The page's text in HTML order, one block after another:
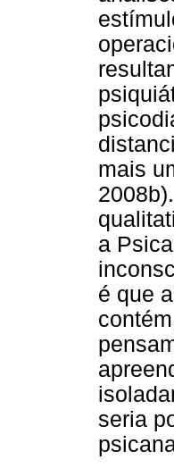
mais
a
é que
seria